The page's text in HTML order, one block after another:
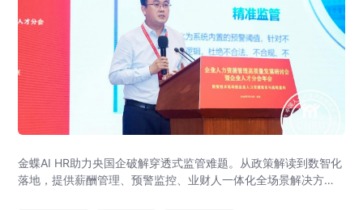
金蝶AI HR助力央国企破解穿透式监管难题。从政策解读到数智化
落地，提供薪酬管理、预警监控、业财人一体化全场景解决方